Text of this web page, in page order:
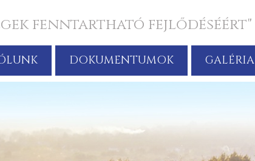
fenntartható fejlődéséért"
DOKUMENTUMOK GALÉRIA